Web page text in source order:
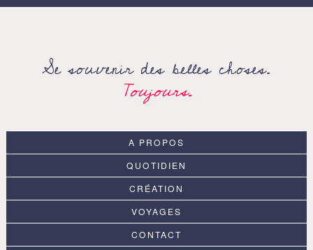
Se souvenir des belles choses.
Toujours.
A PROPOS
QUOTIDIEN
CRÉATION
VOYAGES
CONTACT